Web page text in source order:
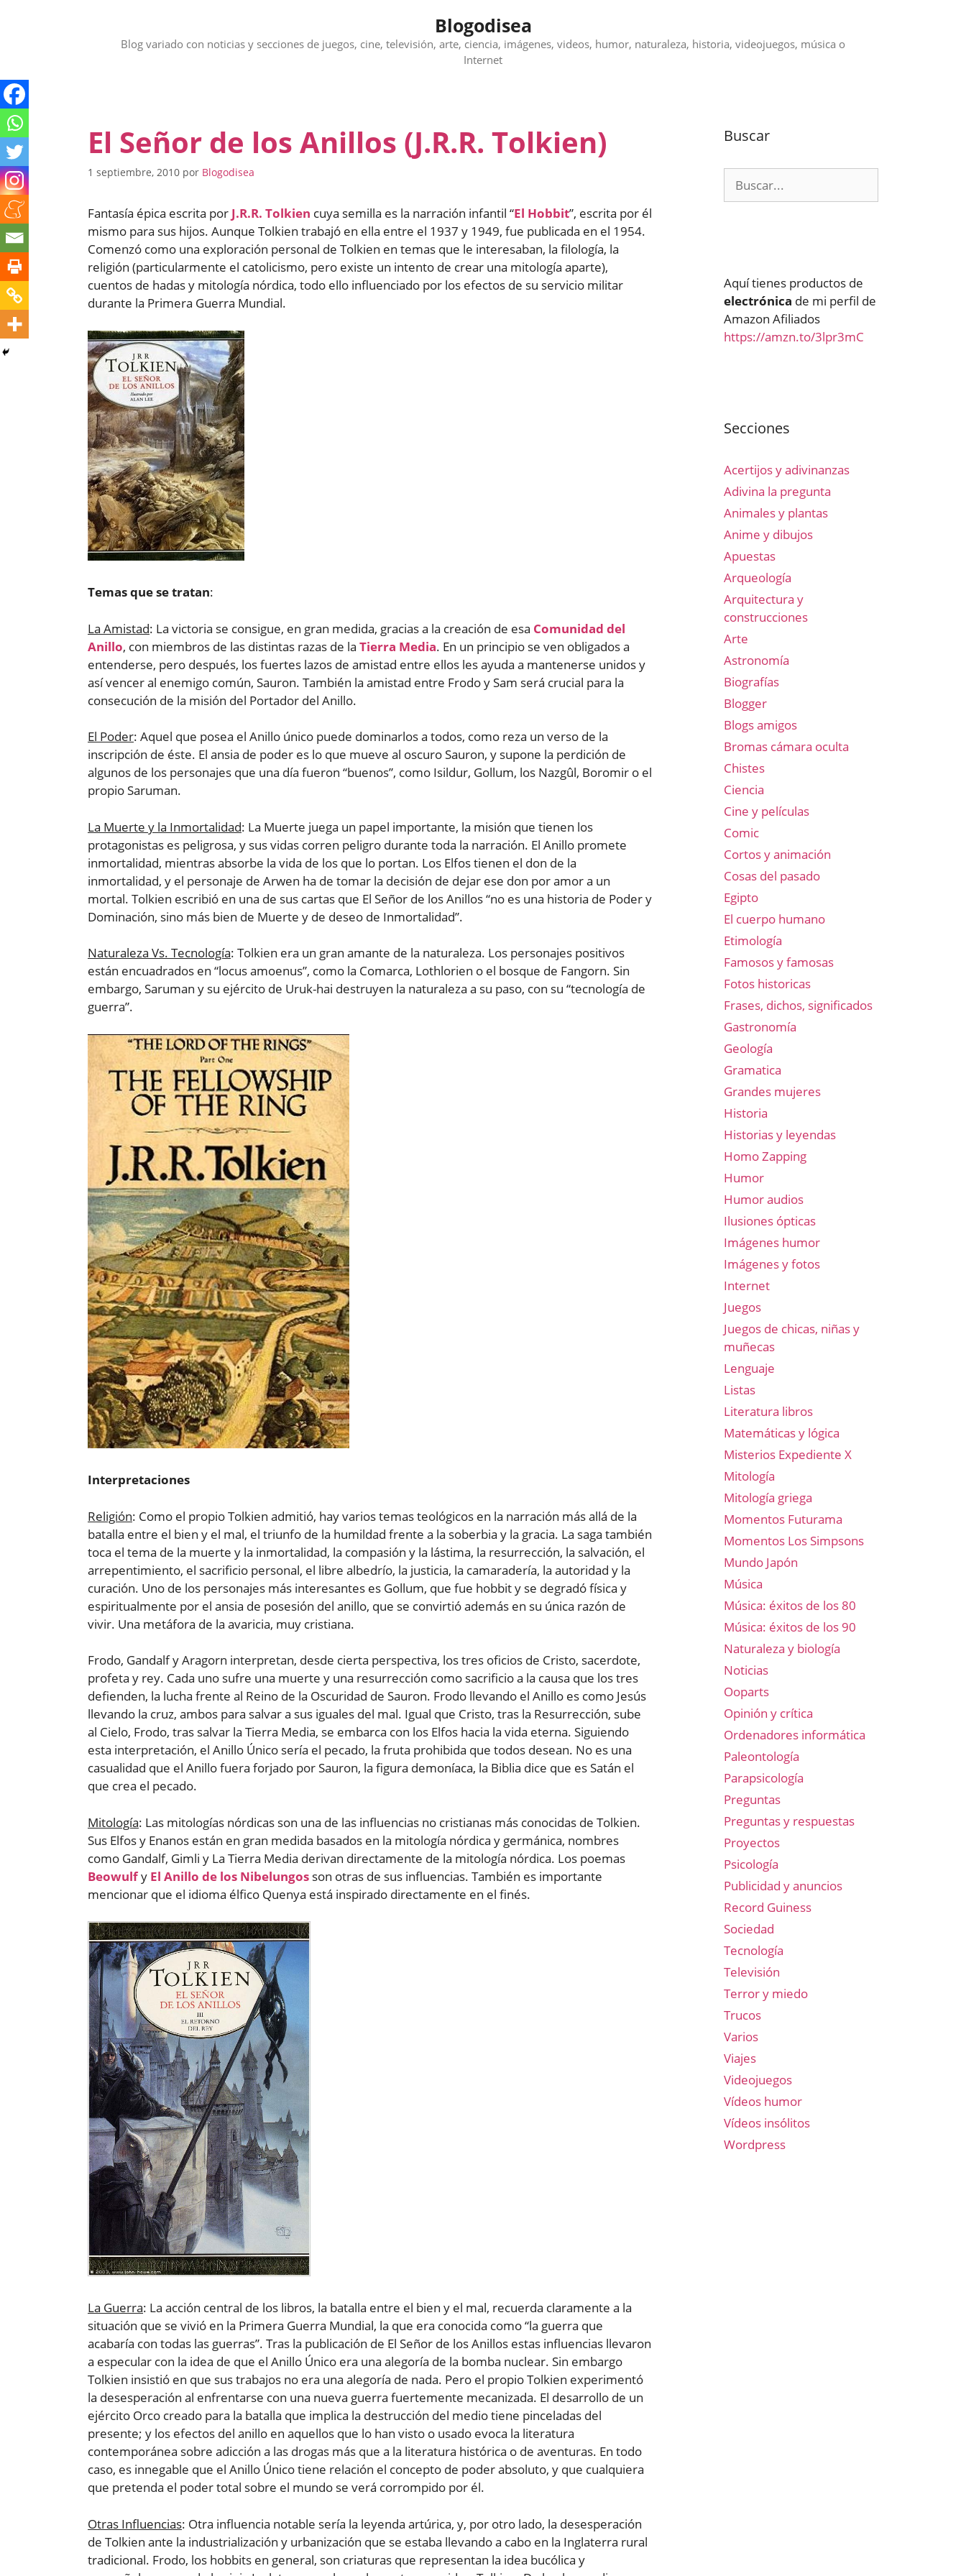
Blogodisea
Blog variado con noticias y secciones de juegos, cine, televisión, arte, ciencia, imágenes, videos, humor, naturaleza, historia, videojuegos, música o
Internet
El Señor de los Anillos (J.R.R. Tolkien)
1 septiembre, 2010 por Blogodisea
Fantasía épica escrita por J.R.R. Tolkien cuya semilla es la narración infantil “El Hobbit”, escrita por él
mismo para sus hijos. Aunque Tolkien trabajó en ella entre el 1937 y 1949, fue publicada en el 1954.
Comenzó como una exploración personal de Tolkien en temas que le interesaban, la filología, la
religión (particularmente el catolicismo, pero existe un intento de crear una mitología aparte),
cuentos de hadas y mitología nórdica, todo ello influenciado por los efectos de su servicio militar
durante la Primera Guerra Mundial.
Temas que se tratan:
La Amistad: La victoria se consigue, en gran medida, gracias a la creación de esa Comunidad del
Anillo, con miembros de las distintas razas de la Tierra Media. En un principio se ven obligados a
entenderse, pero después, los fuertes lazos de amistad entre ellos les ayuda a mantenerse unidos y
así vencer al enemigo común, Sauron. También la amistad entre Frodo y Sam será crucial para la
consecución de la misión del Portador del Anillo.
El Poder: Aquel que posea el Anillo único puede dominarlos a todos, como reza un verso de la
inscripción de éste. El ansia de poder es lo que mueve al oscuro Sauron, y supone la perdición de
algunos de los personajes que una día fueron “buenos”, como Isildur, Gollum, los Nazgûl, Boromir o el
propio Saruman.
La Muerte y la Inmortalidad: La Muerte juega un papel importante, la misión que tienen los
protagonistas es peligrosa, y sus vidas corren peligro durante toda la narración. El Anillo promete
inmortalidad, mientras absorbe la vida de los que lo portan. Los Elfos tienen el don de la
inmortalidad, y el personaje de Arwen ha de tomar la decisión de dejar ese don por amor a un
mortal. Tolkien escribió en una de sus cartas que El Señor de los Anillos “no es una historia de Poder y
Dominación, sino más bien de Muerte y de deseo de Inmortalidad”.
Naturaleza Vs. Tecnología: Tolkien era un gran amante de la naturaleza. Los personajes positivos
están encuadrados en “locus amoenus”, como la Comarca, Lothlorien o el bosque de Fangorn. Sin
embargo, Saruman y su ejército de Uruk-hai destruyen la naturaleza a su paso, con su “tecnología de
guerra”.
Interpretaciones
Religión: Como el propio Tolkien admitió, hay varios temas teológicos en la narración más allá de la
batalla entre el bien y el mal, el triunfo de la humildad frente a la soberbia y la gracia. La saga también
toca el tema de la muerte y la inmortalidad, la compasión y la lástima, la resurrección, la salvación, el
arrepentimiento, el sacrificio personal, el libre albedrío, la justicia, la camaradería, la autoridad y la
curación. Uno de los personajes más interesantes es Gollum, que fue hobbit y se degradó física y
espiritualmente por el ansia de posesión del anillo, que se convirtió además en su única razón de
vivir. Una metáfora de la avaricia, muy cristiana.
Frodo, Gandalf y Aragorn interpretan, desde cierta perspectiva, los tres oficios de Cristo, sacerdote,
profeta y rey. Cada uno sufre una muerte y una resurrección como sacrificio a la causa que los tres
defienden, la lucha frente al Reino de la Oscuridad de Sauron. Frodo llevando el Anillo es como Jesús
llevando la cruz, ambos para salvar a sus iguales del mal. Igual que Cristo, tras la Resurrección, sube
al Cielo, Frodo, tras salvar la Tierra Media, se embarca con los Elfos hacia la vida eterna. Siguiendo
esta interpretación, el Anillo Único sería el pecado, la fruta prohibida que todos desean. No es una
casualidad que el Anillo fuera forjado por Sauron, la figura demoníaca, la Biblia dice que es Satán el
que crea el pecado.
Mitología: Las mitologías nórdicas son una de las influencias no cristianas más conocidas de Tolkien.
Sus Elfos y Enanos están en gran medida basados en la mitología nórdica y germánica, nombres
como Gandalf, Gimli y La Tierra Media derivan directamente de la mitología nórdica. Los poemas
Beowulfy El Anillo de los Nibelungos son otras de sus influencias. También es importante
mencionar que el idioma élfico Quenya está inspirado directamente en el finés.
La Guerra: La acción central de los libros, la batalla entre el bien y el mal, recuerda claramente a la
situación que se vivió en la Primera Guerra Mundial, la que era conocida como “la guerra que
acabaría con todas las guerras”. Tras la publicación de El Señor de los Anillos estas influencias llevaron
a especular con la idea de que el Anillo Único era una alegoría de la bomba nuclear. Sin embargo
Tolkien insistió en que sus trabajos no era una alegoría de nada. Pero el propio Tolkien experimentó
la desesperación al enfrentarse con una nueva guerra fuertemente mecanizada. El desarrollo de un
ejército Orco creado para la batalla que implica la destrucción del medio tiene pinceladas del
presente; y los efectos del anillo en aquellos que lo han visto o usado evoca la literatura
contemporánea sobre adicción a las drogas más que a la literatura histórica o de aventuras. En todo
caso, es innegable que el Anillo Único tiene relación el concepto de poder absoluto, y que cualquiera
que pretenda el poder total sobre el mundo se verá corrompido por él.
Otras Influencias: Otra influencia notable sería la leyenda artúrica, y, por otro lado, la desesperación
de Tolkien ante la industrialización y urbanización que se estaba llevando a cabo en la Inglaterra rural
tradicional. Frodo, los hobbits en general, son criaturas que representan la idea bucólica y
Buscar
Aquí tienes productos de
electrónica de mi perfil de
Amazon Afiliados
https://amzn.to/3lpr3mC
Secciones
Acertijos y adivinanzas
Adivina la pregunta
Animales y plantas
Anime y dibujos
Apuestas
Arqueología
Arquitectura y
construcciones
Arte
Astronomía
Biografías
Blogger
Blogs amigos
Bromas cámara oculta
Chistes
Ciencia
Cine y películas
Comic
Cortos y animación
Cosas del pasado
Egipto
El cuerpo humano
Etimología
Famosos y famosas
Fotos historicas
Frases, dichos, significados
Gastronomía
Geología
Gramatica
Grandes mujeres
Historia
Historias y leyendas
Homo Zapping
Humor
Humor audios
Ilusiones ópticas
Imágenes humor
Imágenes y fotos
Internet
Juegos
Juegos de chicas, niñas y
muñecas
Lenguaje
Listas
Literatura libros
Matemáticas y lógica
Misterios Expediente X
Mitología
Mitología griega
Momentos Futurama
Momentos Los Simpsons
Mundo Japón
Música
Música: éxitos de los 80
Música: éxitos de los 90
Naturaleza y biología
Noticias
Ooparts
Opinión y crítica
Ordenadores informática
Paleontología
Parapsicología
Preguntas
Preguntas y respuestas
Proyectos
Psicología
Publicidad y anuncios
Record Guiness
Sociedad
Tecnología
Televisión
Terror y miedo
Trucos
Varios
Viajes
Videojuegos
Vídeos humor
Vídeos insólitos
Wordpress